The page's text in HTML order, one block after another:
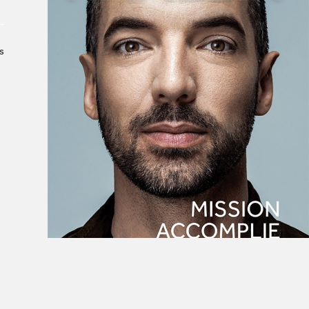
Le Salon dans la ville, espace
organisateur⋅rice
> SLM Pro